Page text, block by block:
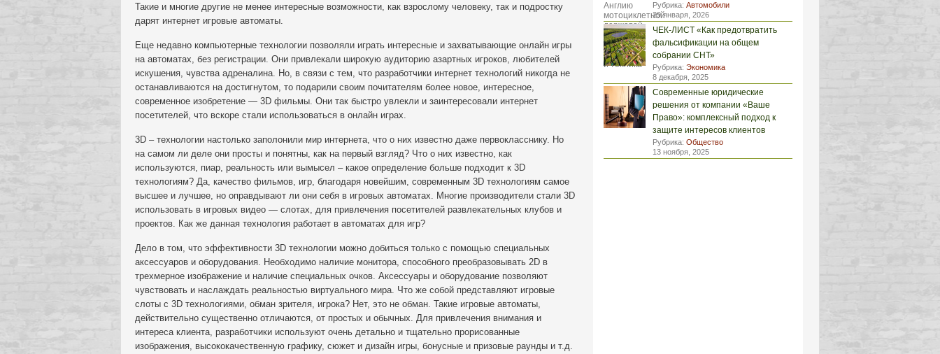
Такие и многие другие не менее интересные возможности, как взрослому человеку, так и подростку
дарят интернет игровые автоматы.
Еще недавно компьютерные технологии позволяли играть интересные и захватывающие онлайн игры
на автоматах, без регистрации. Они привлекали широкую аудиторию азартных игроков, любителей
искушения, чувства адреналина. Но, в связи с тем, что разработчики интернет технологий никогда не
останавливаются на достигнутом, то подарили своим почитателям более новое, интересное,
современное изобретение — 3D фильмы. Они так быстро увлекли и заинтересовали интернет
посетителей, что вскоре стали использоваться в онлайн играх.
3D – технологии настолько заполонили мир интернета, что о них известно даже первокласснику. Но
на самом ли деле они просты и понятны, как на первый взгляд? Что о них известно, как
используются, пиар, реальность или вымысел – какое определение больше подходит к 3D
технологиям? Да, качество фильмов, игр, благодаря новейшим, современным 3D технологиям самое
высшее и лучшее, но оправдывают ли они себя в игровых автоматах. Многие производители стали 3D
использовать в игровых видео — слотах, для привлечения посетителей развлекательных клубов и
проектов. Как же данная технология работает в автоматах для игр?
Дело в том, что эффективности 3D технологии можно добиться только с помощью специальных
аксессуаров и оборудования. Необходимо наличие монитора, способного преобразовывать 2D в
трехмерное изображение и наличие специальных очков. Аксессуары и оборудование позволяют
чувствовать и наслаждать реальностью виртуального мира. Что же собой представляют игровые
слоты с 3D технологиями, обман зрителя, игрока? Нет, это не обман. Такие игровые автоматы,
действительно существенно отличаются, от простых и обычных. Для привлечения внимания и
интереса клиента, разработчики используют очень детально и тщательно прорисованные
изображения, высококачественную графику, сюжет и дизайн игры, бонусные и призовые раунды и т.д.
Рубрика: Автомобили
29 января, 2026
ЧЕК-ЛИСТ «Как предотвратить
фальсификации на общем
собрании СНТ»
Рубрика: Экономика
8 декабря, 2025
Современные юридические
решения от компании «Ваше
Право»: комплексный подход к
защите интересов клиентов
Рубрика: Общество
13 ноября, 2025